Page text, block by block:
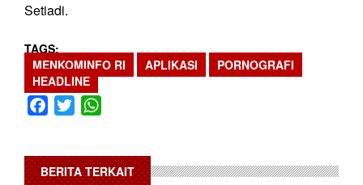
Setiadi.
TAGS
MENKOMINFO RI
APLIKASI
PORNOGRAFI
HEADLINE
Facebook
Twitter
BERITA TERKAIT